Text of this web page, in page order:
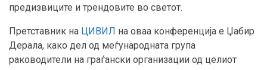
предизвиците и трендовите во светот.
Претставник на ЦИВИЛ на оваа конференција е Џабир
Дерала, како дел од меѓународната група
раководители на граѓански организации од целиот